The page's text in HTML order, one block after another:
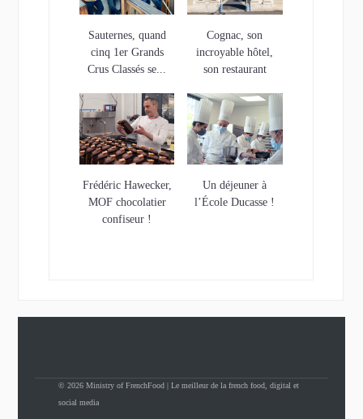
Sauternes, quand
cinq 1er Grands
Crus Classés se...
Cognac, son
incroyable hôtel,
son restaurant
Frédéric Hawecker,
MOF chocolatier
confiseur !
Un déjeuner à
l’École Ducasse !
© 2026 Ministry of FrenchFood | Le meilleur de la french food, digital et
social media